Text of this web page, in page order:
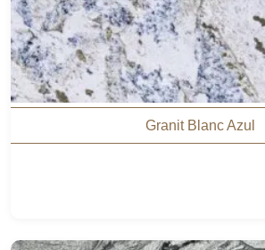
Granit Blanc Azul